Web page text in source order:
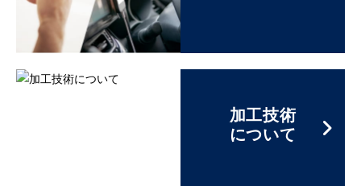
加工技術
について